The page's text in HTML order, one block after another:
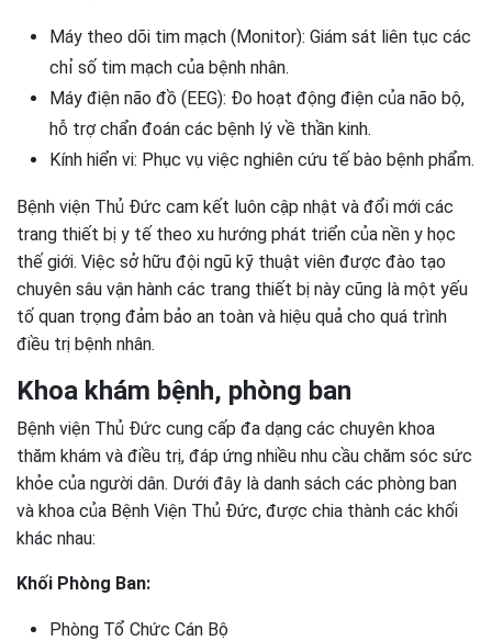
Máy theo dõi tim mạch (Monitor): Giám sát liên tục các
chỉ số tim mạch của bệnh nhân.
Máy điện não đồ (EEG): Đo hoạt động điện của não bộ,
hỗ trợ chẩn đoán các bệnh lý về thần kinh.
Kính hiển vi: Phục vụ việc nghiên cứu tế bào bệnh phẩm.
Bệnh viện Thủ Đức cam kết luôn cập nhật và đổi mới các
trang thiết bị y tế theo xu hướng phát triển của nền y học
thế giới. Việc sở hữu đội ngũ kỹ thuật viên được đào tạo
chuyên sâu vận hành các trang thiết bị này cũng là một yếu
tố quan trọng đảm bảo an toàn và hiệu quả cho quá trình
điều trị bệnh nhân.
Khoa khám bệnh, phòng ban
Bệnh viện Thủ Đức cung cấp đa dạng các chuyên khoa
thăm khám và điều trị, đáp ứng nhiều nhu cầu chăm sóc sức
khỏe của người dân. Dưới đây là danh sách các phòng ban
và khoa của Bệnh Viện Thủ Đức, được chia thành các khối
khác nhau:
Khối Phòng Ban:
Phòng Tổ Chức Cán Bộ